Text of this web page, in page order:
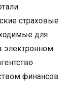
страховые
для
электронном
финансов